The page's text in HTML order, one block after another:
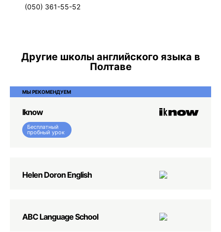
(050) 361-55-52
Другие школы английского языка в
Полтаве
МЫ РЕКОМЕНДУЕМ
Iknow
Бесплатный
пробный урок
Helen Doron English
ABC Language School